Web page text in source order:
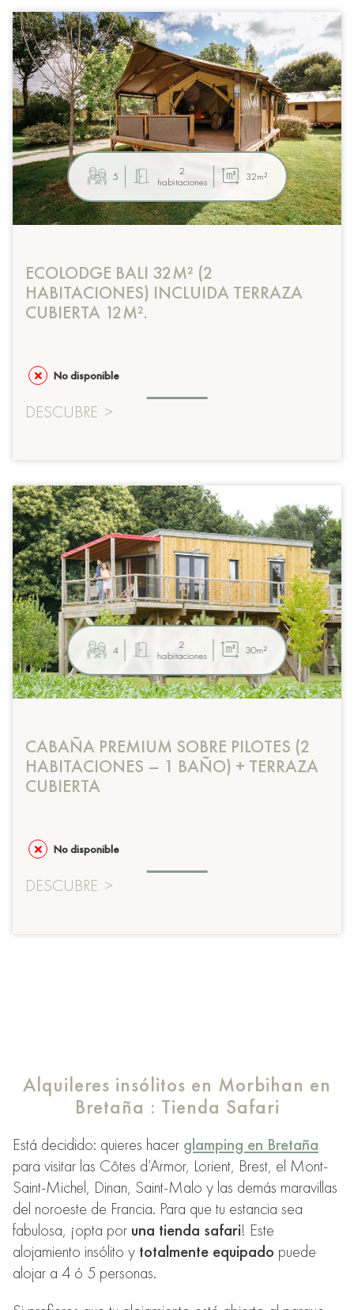
5
2
habitaciones
32m²
ECOLODGE BALI 32M² (2
HABITACIONES) INCLUIDA TERRAZA
CUBIERTA 12M².
No disponible
DESCUBRE >
4
2
habitaciones
30m²
CABAÑA PREMIUM SOBRE PILOTES (2
HABITACIONES – 1 BAÑO) + TERRAZA
CUBIERTA
No disponible
DESCUBRE >
Alquileres insólitos en Morbihan en
Bretaña : Tienda Safari
Está decidido: quieres hacer glamping en Bretaña
para visitar las Côtes d’Armor, Lorient, Brest, el Mont-
Saint-Michel, Dinan, Saint-Malo y las demás maravillas
del noroeste de Francia. Para que tu estancia sea
fabulosa, ¡opta por una tienda safari! Este
alojamiento insólito y totalmente equipado puede
alojar a 4 ó 5 personas.